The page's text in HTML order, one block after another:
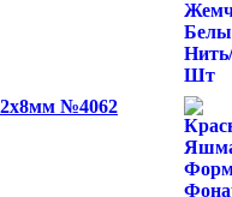
№4062